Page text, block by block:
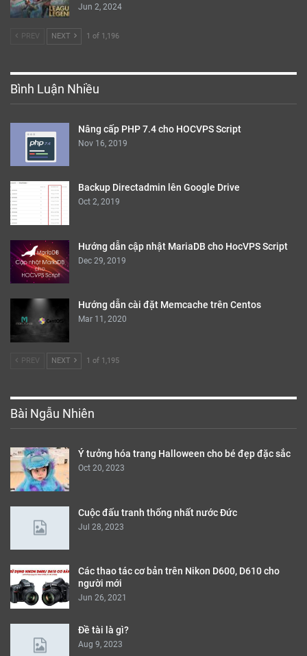
Jun 2, 2024
PREV NEXT 1 of 1,196
Bình Luận Nhiều
Nâng cấp PHP 7.4 cho HOCVPS Script
Nov 16, 2019
Backup Directadmin lên Google Drive
Oct 2, 2019
Hướng dẫn cập nhật MariaDB cho HocVPS Script
Dec 29, 2019
Hướng dẫn cài đặt Memcache trên Centos
Mar 11, 2020
PREV NEXT 1 of 1,195
Bài Ngẫu Nhiên
Ý tưởng hóa trang Halloween cho bé đẹp đặc sắc
Oct 20, 2023
Cuộc đấu tranh thống nhất nước Đức
Jul 28, 2023
Các thao tác cơ bản trên Nikon D600, D610 cho
người mới
Jun 26, 2021
Đề tài là gì?
Aug 9, 2023